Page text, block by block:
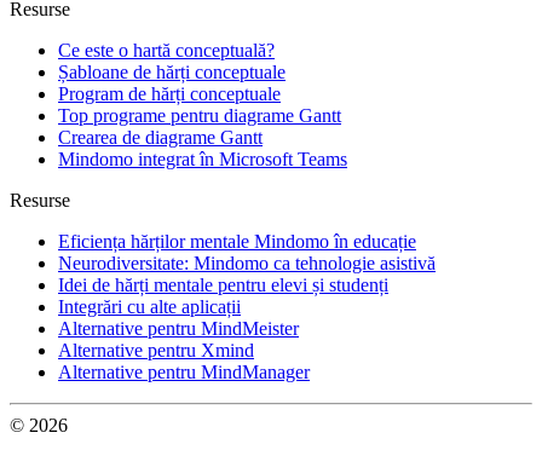
Resurse
Ce este o hartă conceptuală?
Șabloane de hărți conceptuale
Program de hărți conceptuale
Top programe pentru diagrame Gantt
Crearea de diagrame Gantt
Mindomo integrat în Microsoft Teams
Resurse
Eficiența hărților mentale Mindomo în educație
Neurodiversitate: Mindomo ca tehnologie asistivă
Idei de hărți mentale pentru elevi și studenți
Integrări cu alte aplicații
Alternative pentru MindMeister
Alternative pentru Xmind
Alternative pentru MindManager
© 2026